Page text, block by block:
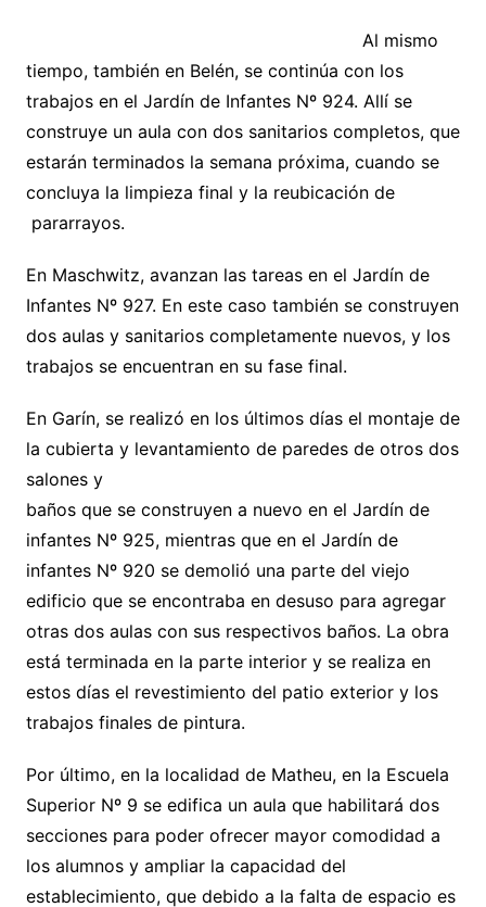
Al mismo
tiempo, también en Belén, se continúa con los
trabajos en el Jardín de Infantes Nº 924. Allí se
construye un aula con dos sanitarios completos, que
estarán terminados la semana próxima, cuando se
concluya la limpieza final y la reubicación de
pararrayos.
En Maschwitz, avanzan las tareas en el Jardín de
Infantes Nº 927. En este caso también se construyen
dos aulas y sanitarios completamente nuevos, y los
trabajos se encuentran en su fase final.
En Garín, se realizó en los últimos días el montaje de
la cubierta y levantamiento de paredes de otros dos
salones y
baños que se construyen a nuevo en el Jardín de
infantes Nº 925, mientras que en el Jardín de
infantes Nº 920 se demolió una parte del viejo
edificio que se encontraba en desuso para agregar
otras dos aulas con sus respectivos baños. La obra
está terminada en la parte interior y se realiza en
estos días el revestimiento del patio exterior y los
trabajos finales de pintura.
Por último, en la localidad de Matheu, en la Escuela
Superior Nº 9 se edifica un aula que habilitará dos
secciones para poder ofrecer mayor comodidad a
los alumnos y ampliar la capacidad del
establecimiento, que debido a la falta de espacio es